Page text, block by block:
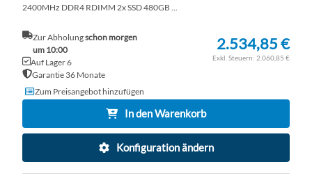
2400MHz DDR4 RDIMM 2x SSD 480GB ...
Zur Abholungschon morgen
um 10:00
Auf Lager 6
Garantie 36 Monate
2.534,85 €
2.060,85 €
Zum Preisangebot hinzufügen
In den Warenkorb
Konfiguration ändern